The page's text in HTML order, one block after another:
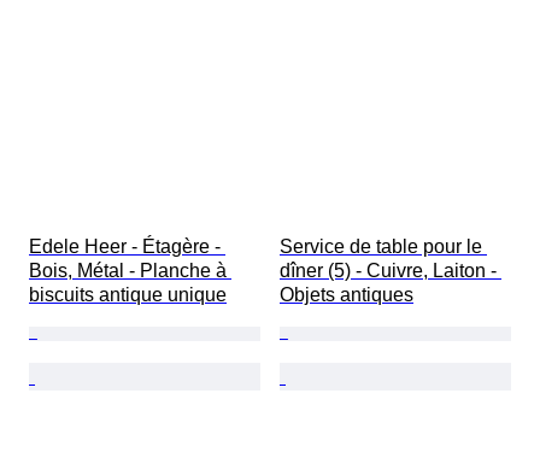
Edele Heer - Étagère -
Bois, Métal - Planche à
biscuits antique unique
Service de table pour le
dîner (5) - Cuivre, Laiton -
Objets antiques